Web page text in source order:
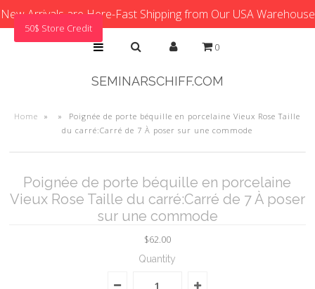
New Arrivals are Here-Fast Shipping from Our USA Warehouse
0
SEMINARSCHIFF.COM
Home » »
Poignée de porte béquille en porcelaine Vieux Rose Taille
du carré:Carré de 7 À poser sur une commode
Poignée de porte béquille en porcelaine
Vieux Rose Taille du carré:Carré de 7 À poser
sur une commode
$62.00
Quantity
50$ Store Credit